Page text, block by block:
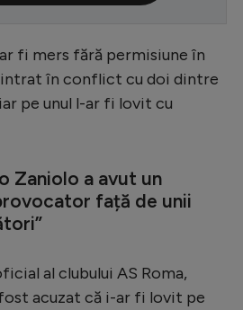
fi mers fără permisiune în
intrat în conflict cu doi dintre
pe unul l-ar fi lovit cu
Zaniolo a avut un
față de unii
al clubului AS Roma,
acuzat că i-ar fi lovit pe